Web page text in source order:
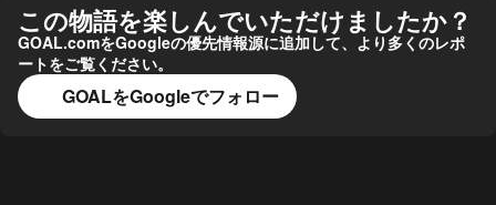
この物語を楽しんでいただけましたか？
GOAL.comをGoogleの優先情報源に追加して、より多くのレポ
ートをご覧ください。
GOALをGoogleでフォロー